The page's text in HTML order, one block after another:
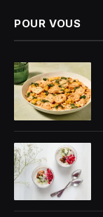
POUR VOUS
© DR
© DR